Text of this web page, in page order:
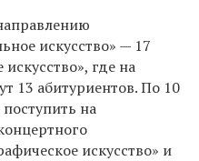
искусство» — 17
где на
13 абитуриентов. По 10
поступить на
искусство» и